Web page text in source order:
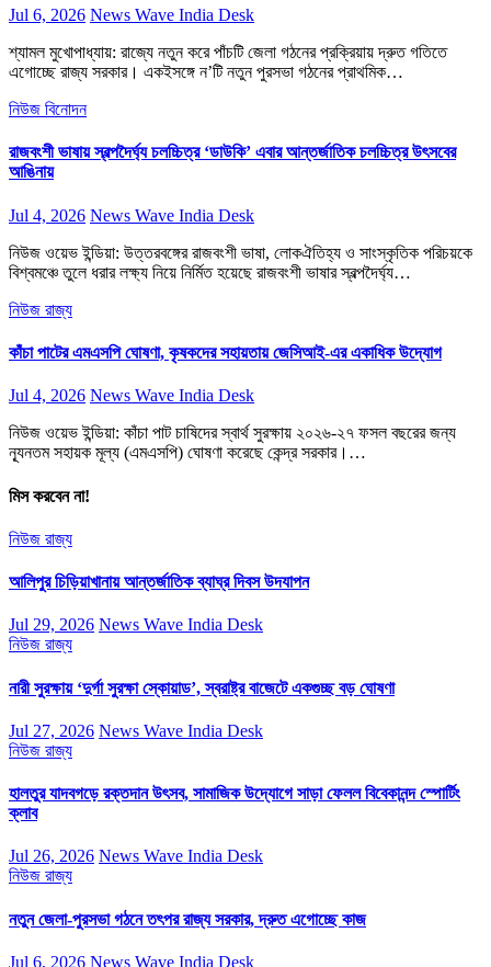
Jul 6, 2026 News Wave India Desk
শ্যামল মুখোপাধ্যায়: রাজ্যে নতুন করে পাঁচটি জেলা গঠনের প্রক্রিয়ায় দ্রুত গতিতে
এগোচ্ছে রাজ্য সরকার। একইসঙ্গে ন’টি নতুন পুরসভা গঠনের প্রাথমিক…
নিউজ বিনোদন
রাজবংশী ভাষায় স্বল্পদৈর্ঘ্য চলচ্চিত্র ‘ডাউকি’ এবার আন্তর্জাতিক চলচ্চিত্র উৎসবের
আঙিনায়
Jul 4, 2026 News Wave India Desk
নিউজ ওয়েভ ইন্ডিয়া: উত্তরবঙ্গের রাজবংশী ভাষা, লোকঐতিহ্য ও সাংস্কৃতিক পরিচয়কে
বিশ্বমঞ্চে তুলে ধরার লক্ষ্য নিয়ে নির্মিত হয়েছে রাজবংশী ভাষার স্বল্পদৈর্ঘ্য…
নিউজ রাজ্য
কাঁচা পাটের এমএসপি ঘোষণা, কৃষকদের সহায়তায় জেসিআই-এর একাধিক উদ্যোগ
Jul 4, 2026 News Wave India Desk
নিউজ ওয়েভ ইন্ডিয়া: কাঁচা পাট চাষিদের স্বার্থ সুরক্ষায় ২০২৬-২৭ ফসল বছরের জন্য
ন্যূনতম সহায়ক মূল্য (এমএসপি) ঘোষণা করেছে কেন্দ্র সরকার।…
মিস করবেন না!
নিউজ রাজ্য
আলিপুর চিড়িয়াখানায় আন্তর্জাতিক ব্যাঘ্র দিবস উদযাপন
Jul 29, 2026 News Wave India Desk
নিউজ রাজ্য
নারী সুরক্ষায় ‘দুর্গা সুরক্ষা স্কোয়াড’, স্বরাষ্ট্র বাজেটে একগুচ্ছ বড় ঘোষণা
Jul 27, 2026 News Wave India Desk
নিউজ রাজ্য
হালতুর যাদবগড়ে রক্তদান উৎসব, সামাজিক উদ্যোগে সাড়া ফেলল বিবেকানন্দ স্পোর্টিং
ক্লাব
Jul 26, 2026 News Wave India Desk
নিউজ রাজ্য
নতুন জেলা-পুরসভা গঠনে তৎপর রাজ্য সরকার, দ্রুত এগোচ্ছে কাজ
Jul 6, 2026 News Wave India Desk